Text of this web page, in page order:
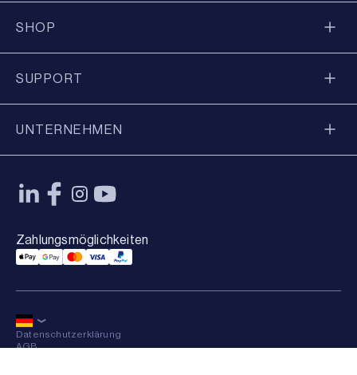
SHOP
SUPPORT
UNTERNEHMEN
Zahlungsmöglichkeiten
Applepay Payment
Googlepay Payment
Mastercard Payment
Visa Payment
Paypal Payment
Datenschutzerklärung
AGB